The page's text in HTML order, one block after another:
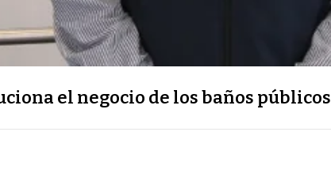
el negocio de los baños públicos